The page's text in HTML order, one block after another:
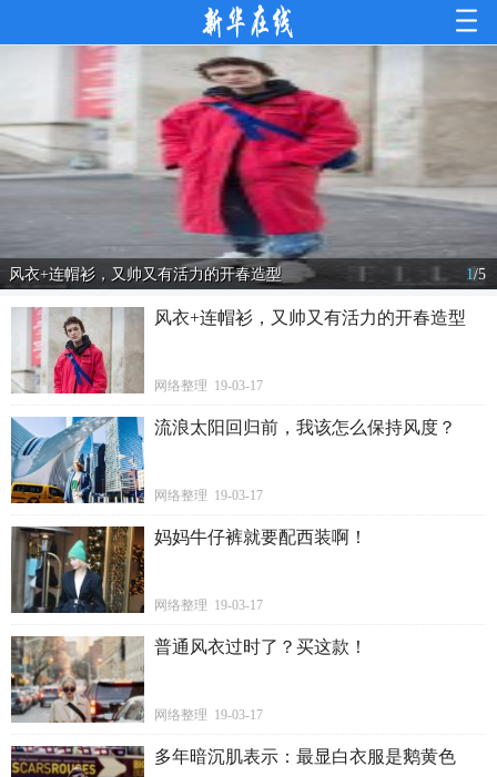
风衣+连帽衫，又帅又有活力的开春造型 1/5
风衣+连帽衫，又帅又有活力的开春造型
网络整理 19-03-17
流浪太阳回归前，我该怎么保持风度？
网络整理 19-03-17
妈妈牛仔裤就要配西装啊！
网络整理 19-03-17
普通风衣过时了？买这款！
网络整理 19-03-17
多年暗沉肌表示：最显白衣服是鹅黄色